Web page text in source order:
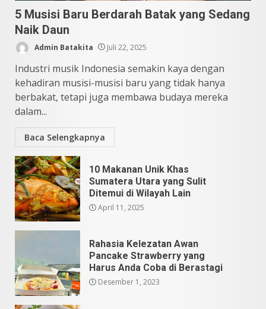
5
Mei 25, 2026
5 Musisi Baru Berdarah Batak yang Sedang
Naik Daun
Admin Batakita Juli 22, 2025
Industri musik Indonesia semakin kaya dengan
kehadiran musisi-musisi baru yang tidak hanya
berbakat, tetapi juga membawa budaya mereka
dalam...
Baca Selengkapnya
10 Makanan Unik Khas
Sumatera Utara yang Sulit
Ditemui di Wilayah Lain
April 11, 2025
Rahasia Kelezatan Awan
Pancake Strawberry yang
Harus Anda Coba di Berastagi
Desember 1, 2023